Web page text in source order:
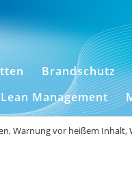
Brandschutz
Lean Management
Warnung vor heißem Inhalt,